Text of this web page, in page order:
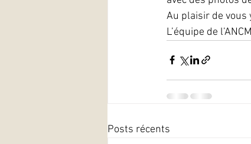
Au plaisir de vous
L’équipe de
Posts récents